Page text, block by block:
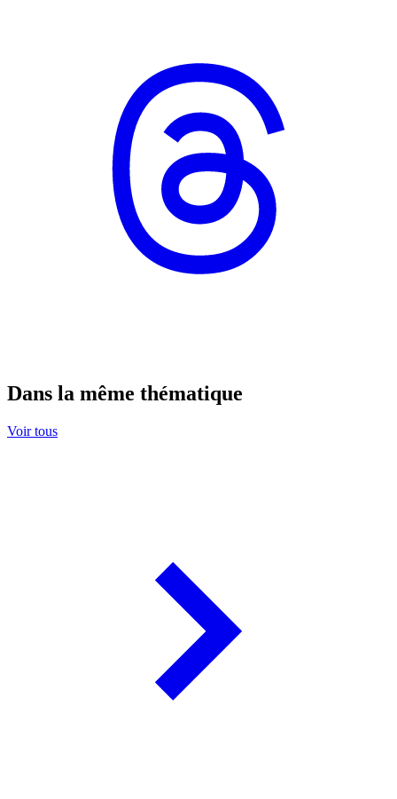
Dans la même thématique
Voir tous